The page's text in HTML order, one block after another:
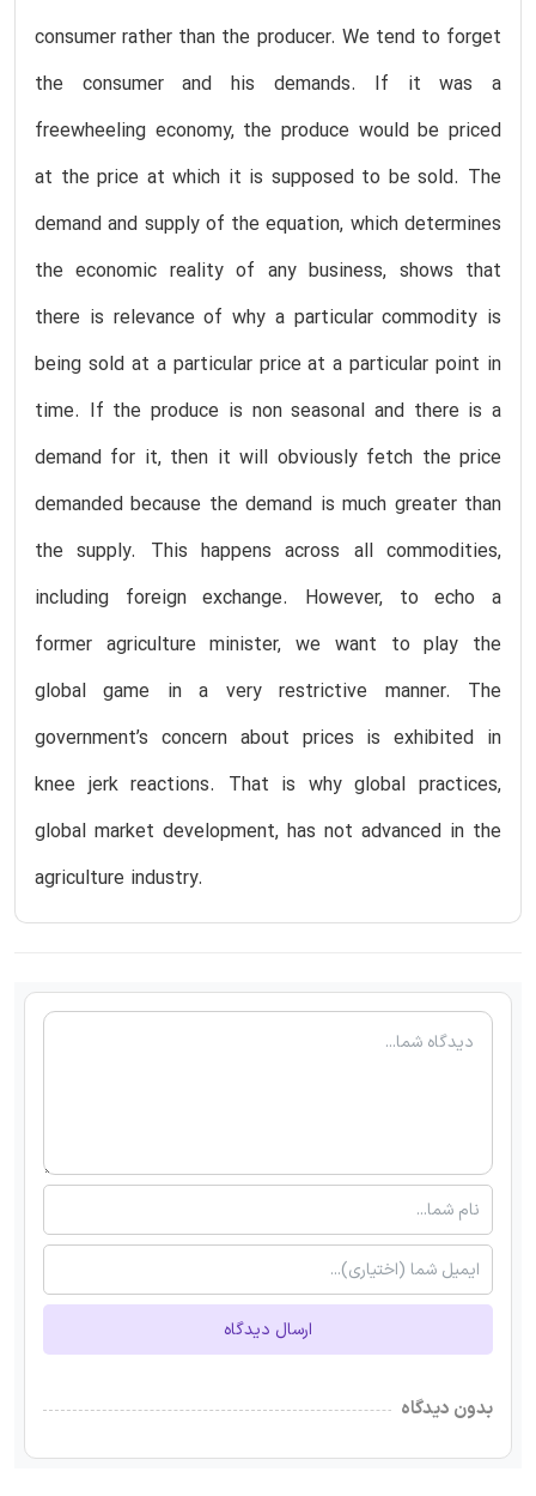
consumer rather than the producer. We tend to forget
the consumer and his demands. If it was a
freewheeling economy, the produce would be priced
at the price at which it is supposed to be sold. The
demand and supply of the equation, which determines
the economic reality of any business, shows that
there is relevance of why a particular commodity is
being sold at a particular price at a particular point in
time. If the produce is non seasonal and there is a
demand for it, then it will obviously fetch the price
demanded because the demand is much greater than
the supply. This happens across all commodities,
including foreign exchange. However, to echo a
former agriculture minister, we want to play the
global game in a very restrictive manner. The
government’s concern about prices is exhibited in
knee jerk reactions. That is why global practices,
global market development, has not advanced in the
agriculture industry.
ارسال دیدگاه
بدون دیدگاه